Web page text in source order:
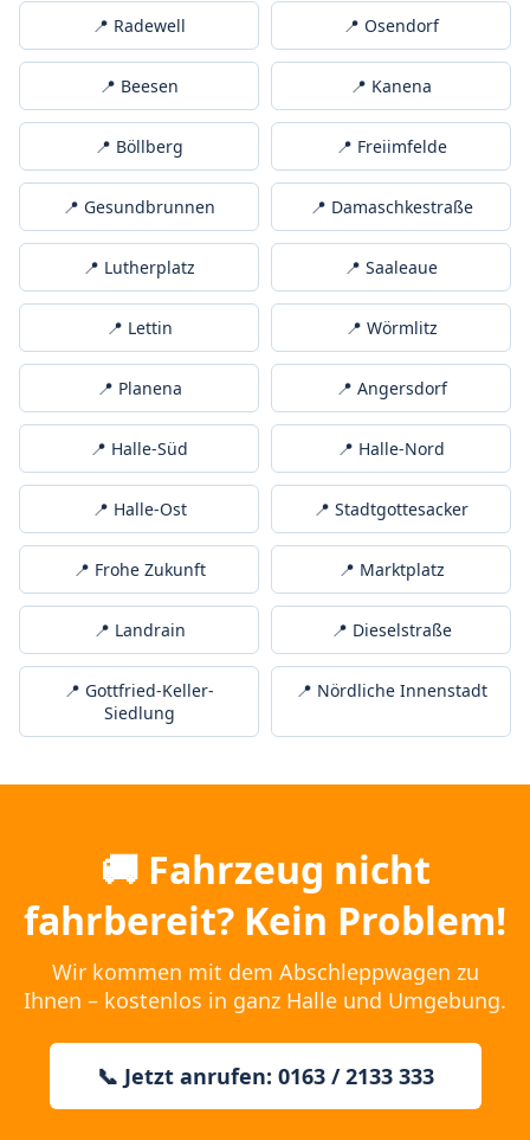
📍 Radewell 📍 Osendorf
📍 Beesen 📍 Kanena
📍 Böllberg 📍 Freiimfelde
📍 Gesundbrunnen 📍 Damaschkestraße
📍 Lutherplatz 📍 Saaleaue
📍 Lettin 📍 Wörmlitz
📍 Planena 📍 Angersdorf
📍 Halle-Süd 📍 Halle-Nord
📍 Halle-Ost 📍 Stadtgottesacker
📍 Frohe Zukunft 📍 Marktplatz
📍 Landrain 📍 Dieselstraße
📍 Gottfried-Keller-
Siedlung
📍 Nördliche Innenstadt
🚚 Fahrzeug nicht
fahrbereit? Kein Problem!
Wir kommen mit dem Abschleppwagen zu
Ihnen – kostenlos in ganz Halle und Umgebung.
📞 Jetzt anrufen: 0163 / 2133 333